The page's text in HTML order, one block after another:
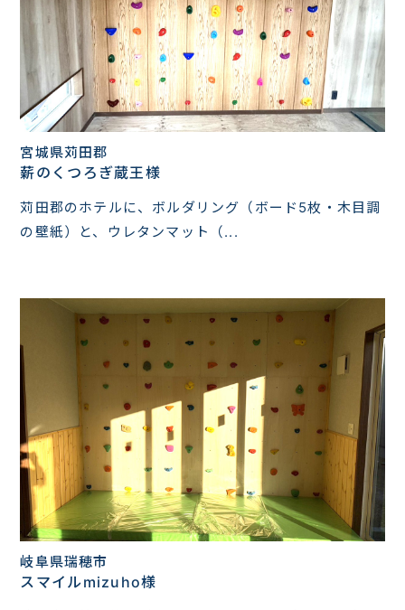
宮城県苅田郡
薪のくつろぎ蔵王様
苅田郡のホテルに、ボルダリング（ボード5枚・木目調
の壁紙）と、ウレタンマット（...
岐阜県瑞穂市
スマイルmizuho様